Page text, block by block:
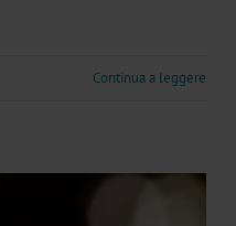
Continua a leggere